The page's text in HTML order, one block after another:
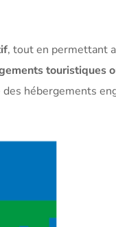
, tout en permettant
touristiques
hébergements